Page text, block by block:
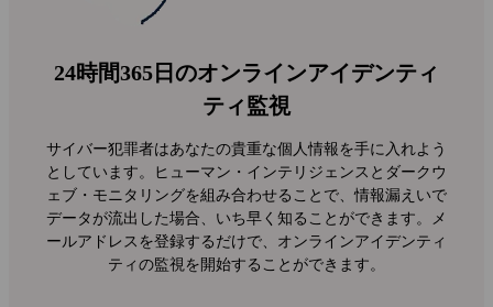
24時間365日のオンラインアイデンティ
ティ監視
サイバー犯罪者はあなたの貴重な個人情報を手に入れよう
としています。ヒューマン・インテリジェンスとダークウ
ェブ・モニタリングを組み合わせることで、情報漏えいで
データが流出した場合、いち早く知ることができます。メ
ールアドレスを登録するだけで、オンラインアイデンティ
ティの監視を開始することができます。